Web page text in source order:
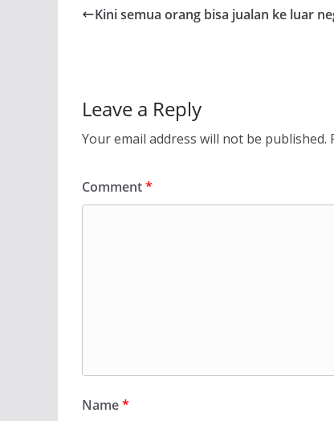
Kini semua orang bisa jualan ke luar
Leave a Reply
Your email address will not be published.
Comment*
Name*